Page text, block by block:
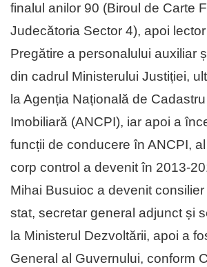
finalul anilor 90 (Biroul de Carte
Judecătoria Sector 4), apoi
Pregătire a personalului auxiliar
din cadrul Ministerului Justiției,
la Agenția Națională de
Imobiliară (ANCPI), iar apoi a
funcții de conducere în ANCPI,
corp control a devenit în 2013-
Mihai Busuioc a devenit
stat, secretar general adjunct și
la Ministerul Dezvoltării, apoi a
General al Guvernului, conform